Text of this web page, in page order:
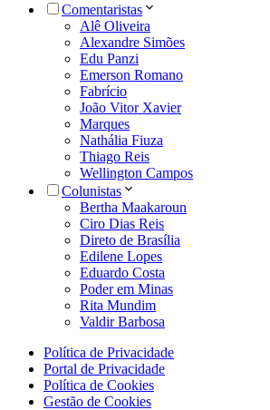
Comentaristas
Alê Oliveira
Alexandre Simões
Edu Panzi
Emerson Romano
Fabrício
João Vitor Xavier
Marques
Nathália Fiuza
Thiago Reis
Wellington Campos
Colunistas
Bertha Maakaroun
Ciro Dias Reis
Direto de Brasília
Edilene Lopes
Eduardo Costa
Poder em Minas
Rita Mundim
Valdir Barbosa
Política de Privacidade
Portal de Privacidade
Política de Cookies
Gestão de Cookies